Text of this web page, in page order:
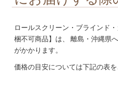
ロールスクリーン・ブラインド
梱不可商品】は、
離島・沖縄県
がかかります。
価格の目安については下記の表を